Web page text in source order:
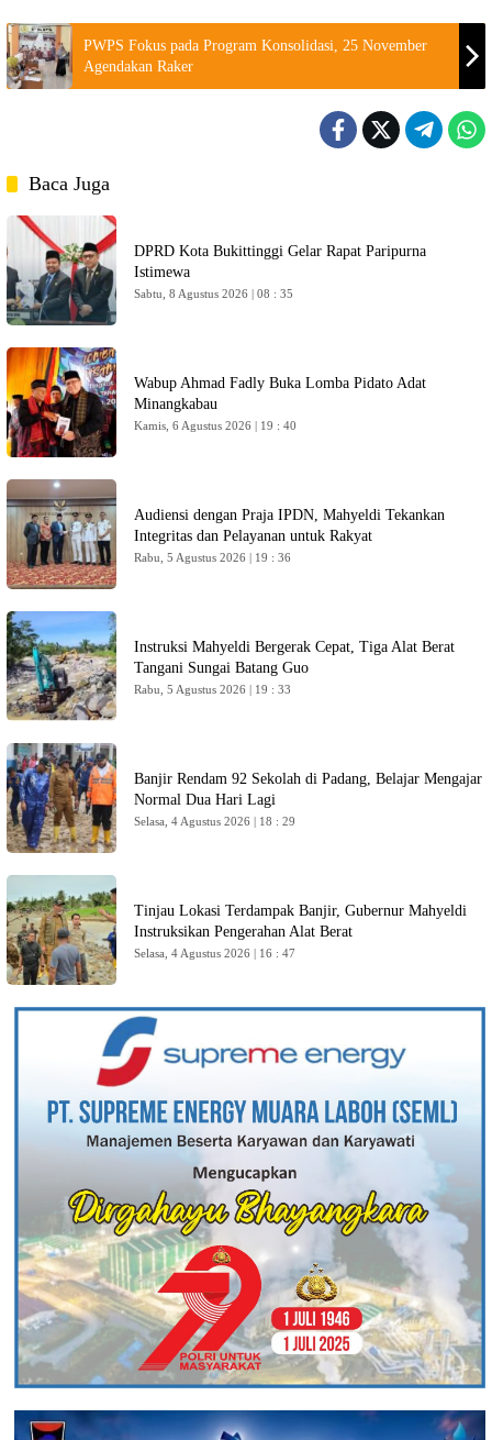
PWPS Fokus pada Program Konsolidasi, 25 November
Agendakan Raker
Baca Juga
DPRD Kota Bukittinggi Gelar Rapat Paripurna
Istimewa
Sabtu, 8 Agustus 2026 | 08 : 35
Wabup Ahmad Fadly Buka Lomba Pidato Adat
Minangkabau
Kamis, 6 Agustus 2026 | 19 : 40
Audiensi dengan Praja IPDN, Mahyeldi Tekankan
Integritas dan Pelayanan untuk Rakyat
Rabu, 5 Agustus 2026 | 19 : 36
Instruksi Mahyeldi Bergerak Cepat, Tiga Alat Berat
Tangani Sungai Batang Guo
Rabu, 5 Agustus 2026 | 19 : 33
Banjir Rendam 92 Sekolah di Padang, Belajar Mengajar
Normal Dua Hari Lagi
Selasa, 4 Agustus 2026 | 18 : 29
Tinjau Lokasi Terdampak Banjir, Gubernur Mahyeldi
Instruksikan Pengerahan Alat Berat
Selasa, 4 Agustus 2026 | 16 : 47